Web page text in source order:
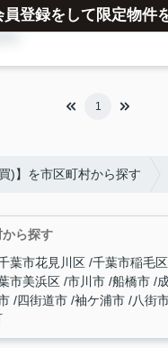
員登録をして限定物件
1
)】を市区町村から探す
ら探す
葉市花見川区 千葉市稲毛区
市美浜区 市川市 船橋市
四街道市 袖ケ浦市 八街